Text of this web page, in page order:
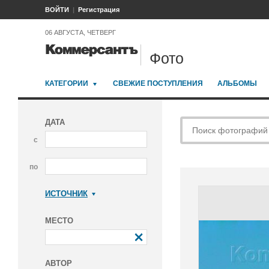
ВОЙТИ Регистрация
06 АВГУСТА, ЧЕТВЕРГ
Фото
КАТЕГОРИИ СВЕЖИЕ ПОСТУПЛЕНИЯ АЛЬБОМЫ
ДАТА
с
по
ИСТОЧНИК
МЕСТО
АВТОР